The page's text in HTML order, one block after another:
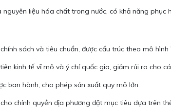
liệu hóa chất trong nước, có khả năng phục
sách và tiêu chuẩn, được cấu trúc theo mô hình
kinh tế vĩ mô và ý chí quốc gia, giảm rủi ro cho
ban hành, cho phép sản xuất quy mô lớn.
chính quyền địa phương đặt mục tiêu dựa trên